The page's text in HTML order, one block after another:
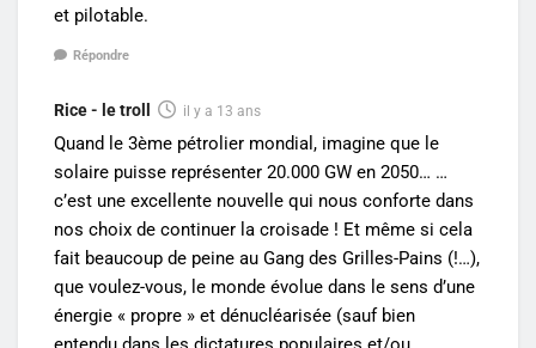
et pilotable.
Répondre
Rice - le troll il y a 13 ans
Quand le 3ème pétrolier mondial, imagine que le
solaire puisse représenter 20.000 GW en 2050… …
c’est une excellente nouvelle qui nous conforte dans
nos choix de continuer la croisade ! Et même si cela
fait beaucoup de peine au Gang des Grilles-Pains (!…),
que voulez-vous, le monde évolue dans le sens d’une
énergie « propre » et dénucléarisée (sauf bien